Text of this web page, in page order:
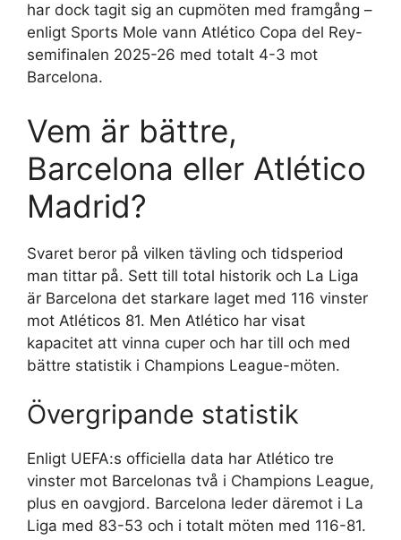
har dock tagit sig an cupmöten med framgång –
enligt Sports Mole vann Atlético Copa del Rey-
semifinalen 2025-26 med totalt 4-3 mot
Barcelona.
Vem är bättre,
Barcelona eller Atlético
Madrid?
Svaret beror på vilken tävling och tidsperiod
man tittar på. Sett till total historik och La Liga
är Barcelona det starkare laget med 116 vinster
mot Atléticos 81. Men Atlético har visat
kapacitet att vinna cuper och har till och med
bättre statistik i Champions League-möten.
Övergripande statistik
Enligt UEFA:s officiella data har Atlético tre
vinster mot Barcelonas två i Champions League,
plus en oavgjord. Barcelona leder däremot i La
Liga med 83-53 och i totalt möten med 116-81.